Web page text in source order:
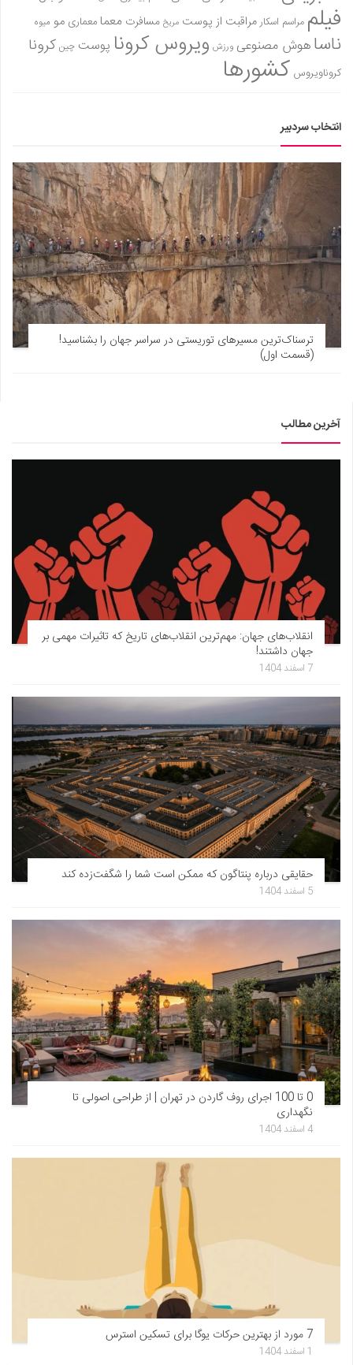
فیلم مراسم اسکارمراقبت از پوست مریخ مسافرت معمامعماری مو میوه
ناساهوش مصنوعی ورزش ویروس کرونا پوست چین کرونا
کروناویروس کشورها
انتخاب سردبیر
ترسناک‌ترین مسیرهای توریستی در سراسر جهان را بشناسید!
(قسمت اول)
آخرین مطالب
انقلاب‌های جهان: مهم‌ترین انقلاب‌های تاریخ که تاثیرات مهمی بر
جهان داشتند!
7 اسفند 1404
حقایقی درباره پنتاگون که ممکن است شما را شگفت‌زده کند
5 اسفند 1404
0 تا 100 اجرای روف گاردن در تهران | از طراحی اصولی تا
نگهداری
4 اسفند 1404
7 مورد از بهترین حرکات یوگا برای تسکین استرس
1 اسفند 1404